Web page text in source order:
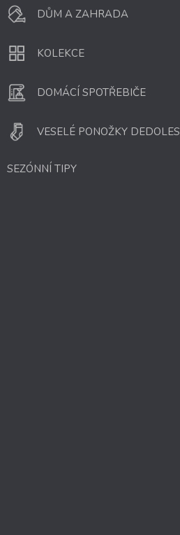
DŮM A ZAHRADA
KOLEKCE
DOMÁCÍ SPOTŘEBIČE
VESELÉ PONOŽKY DEDOLES
SEZÓNNÍ TIPY